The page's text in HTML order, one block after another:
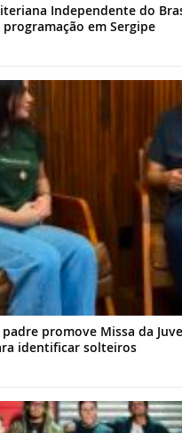
Independente do
em Sergipe
padre promove Missa da
identificar solteiros